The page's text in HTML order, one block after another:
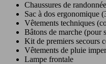
Chaussures de
Sac à dos ergonomique
Vêtements techniques
Bâtons de marche (pour
Kit de premiers secours
Vêtements de pluie
Lampe frontale